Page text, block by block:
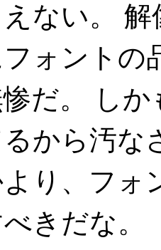
ない。
ォントの
惨だ。 し
から汚な
より、フォ
きだな。